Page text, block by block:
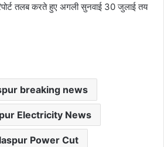
तलब करते हुए अगली सुनवाई 30 जुलाई तय
breaking news
Electricity News
Power Cut